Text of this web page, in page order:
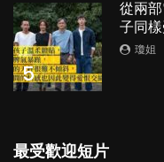
5
從兩
子同
瓊姐
最受歡迎短片